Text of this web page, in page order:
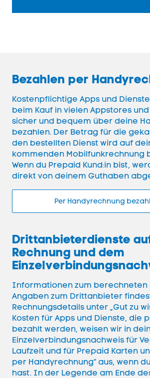
Bezahlen per
Kostenpflichtige Apps und
beim Kauf in vielen Appstores und
sicher und bequem über deine
bezahlen. Der Betrag für die
den bestellten Dienst wird auf
kommenden Mobilfunkrechnung
Wenn du Prepaid Kund:in bist,
direkt von deinem Guthaben
Per Handyrechnung
Drittanbieterdienste
Rechnung und dem
Informationen zum berechneten
Angaben zum Drittanbieter
Rechnungsdetails unter „Gut zu
Kosten für Apps und Dienste, die
bezahlt werden, weisen wir in
Einzelverbindungsnachweis für
Laufzeit und für Prepaid Karten
per Handyrechnung“ aus, wenn
hast. In der Legende am Ende